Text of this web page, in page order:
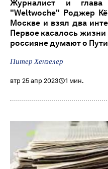
Журналист и глава
"Weltwoche" Роджер
Москве и взял два
Первое касалось жизни
россияне думают о
Питер Хензелер
втр 25 апр 2023 1 мин.